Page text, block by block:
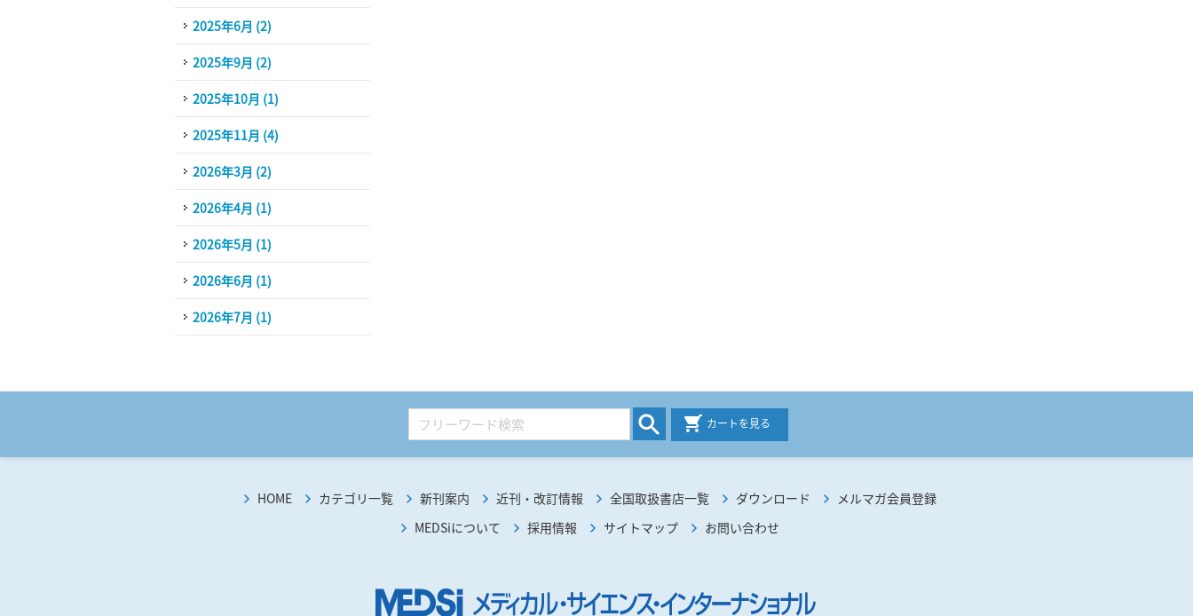
2025年6月 (2)
2025年9月 (2)
2025年10月 (1)
2025年11月 (4)
2026年3月 (2)
2026年4月 (1)
2026年5月 (1)
2026年6月 (1)
2026年7月 (1)
カートを見る
HOME カテゴリ一覧 新刊案内 近刊・改訂情報 全国取扱書店一覧 ダウンロード
メルマガ会員登録
MEDSiについて
採用情報 サイトマップ お問い合わせ